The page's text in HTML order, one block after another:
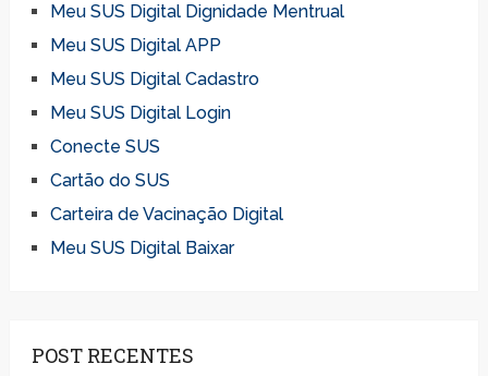
Meu SUS Digital Dignidade Mentrual
Meu SUS Digital APP
Meu SUS Digital Cadastro
Meu SUS Digital Login
Conecte SUS
Cartão do SUS
Carteira de Vacinação Digital
Meu SUS Digital Baixar
POST RECENTES